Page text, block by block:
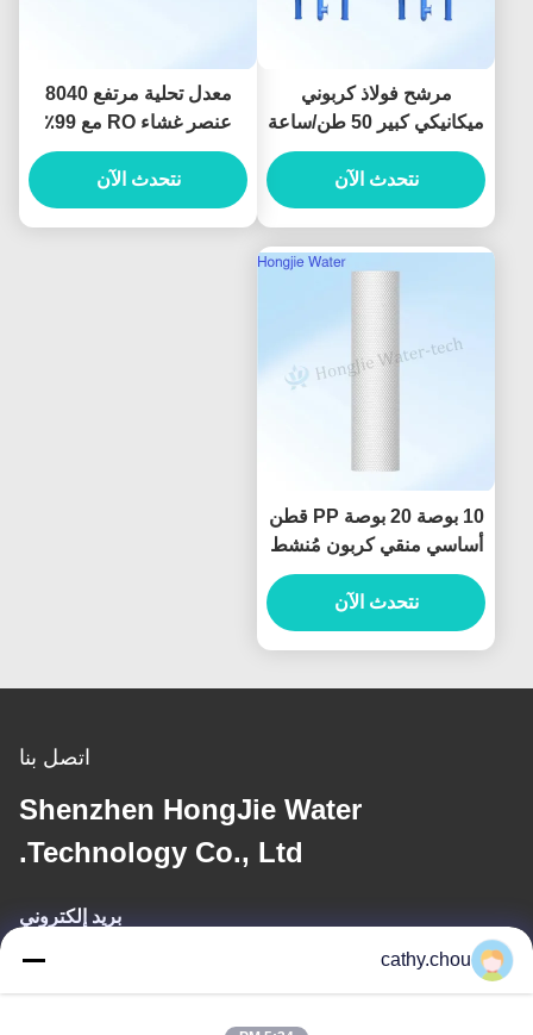
مرشح فولاذ كربوني
ميكانيكي كبير 50 طن/ساعة
لإزالة أيونات الحديد والمنغنيز
نتحدث الآن
معدل تحلية مرتفع 8040
عنصر غشاء RO مع 99٪
رفض الملح
نتحدث الآن
10 بوصة 20 بوصة PP قطن
أساسي منقي كربون مُنشط
لنظام تنقية المياه
نتحدث الآن
اتصل بنا
Shenzhen HongJie Water
Technology Co., Ltd.
بريد إلكتروني
cathy@szhjwater.com
cathy.chou